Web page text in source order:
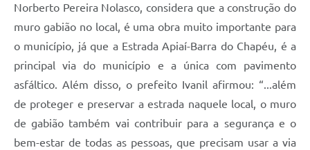
Norberto Pereira Nolasco, considera que a construção do
muro gabião no local, é uma obra muito importante para
o município, já que a Estrada Apiaí-Barra do Chapéu, é a
principal via do município e a única com pavimento
asfáltico. Além disso, o prefeito Ivanil afirmou: “...além
de proteger e preservar a estrada naquele local, o muro
de gabião também vai contribuir para a segurança e o
bem-estar de todas as pessoas, que precisam usar a via